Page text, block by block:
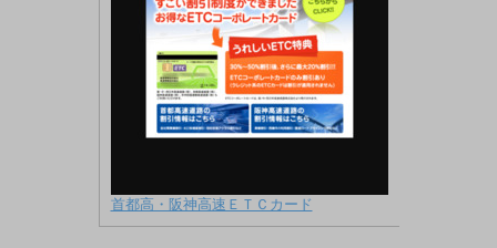
首都高・阪神高速ＥＴＣカード